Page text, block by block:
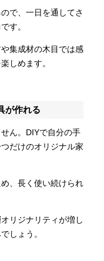
で、一日を通してさ
す。
集成材の木目では感
しめます。
が作れる
ん。DIYで自分の手
だけのオリジナル家
、長く使い続けられ
リジナリティが増し
しょう。